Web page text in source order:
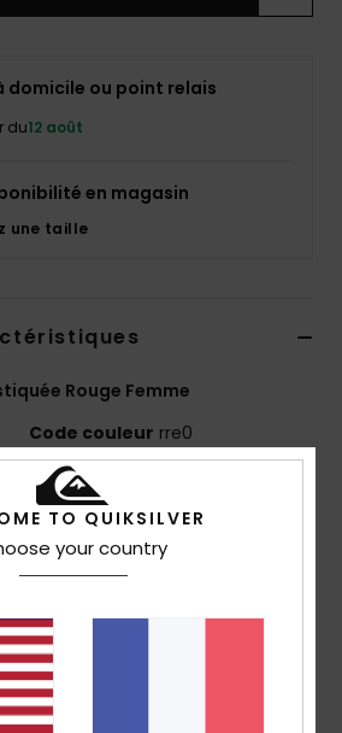
domicile ou point relais
du12 août
en magasin
une taille
Rouge Femme
Code couleur rre0
nylon [95 g/m2]
italiennes à l'avant, poches
à l'avant
TO QUIKSILVER
your country